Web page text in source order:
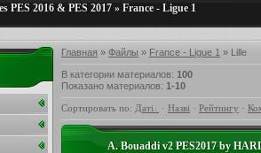
PES 2016 & PES 2017 » France - Ligue 1
Главная » Файлы » France - Ligue 1 » Lille
В категории материалов: 100
Показано материалов: 1-10
Сортировать по: Даті · Назві · Рейтингу ·
A. Bouaddi v2 PES2017 by